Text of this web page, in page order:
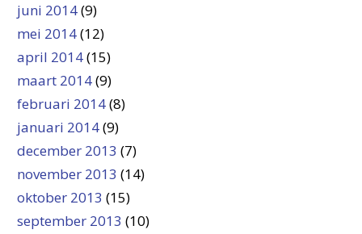
juni 2014(9)
mei 2014(12)
april 2014(15)
maart 2014(9)
februari 2014(8)
januari 2014(9)
december 2013 (7)
november 2013 (14)
oktober 2013 (15)
september 2013 (10)